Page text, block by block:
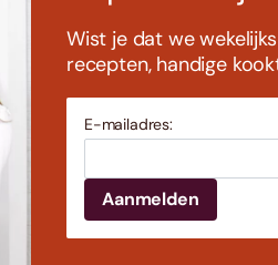
Wist je dat we
recepten, handige
E-mailadres: